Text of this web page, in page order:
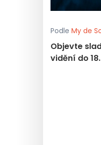
Podle My de
Objevte
vidění do